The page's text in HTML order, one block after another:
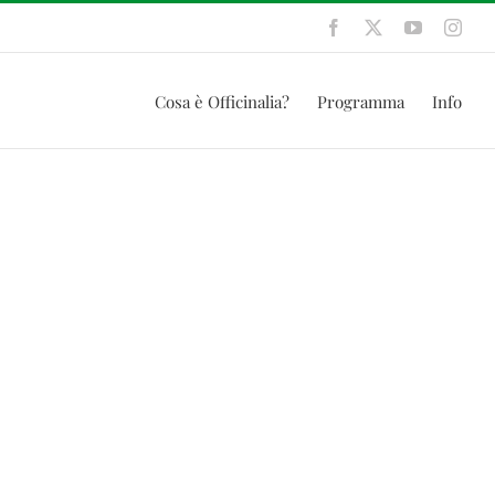
Facebook YouTube
Cosa è Officinalia? Programma Info